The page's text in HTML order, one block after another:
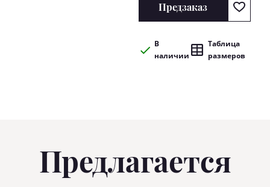
Предзаказ
В
наличии
Таблица
размеров
Предлагается